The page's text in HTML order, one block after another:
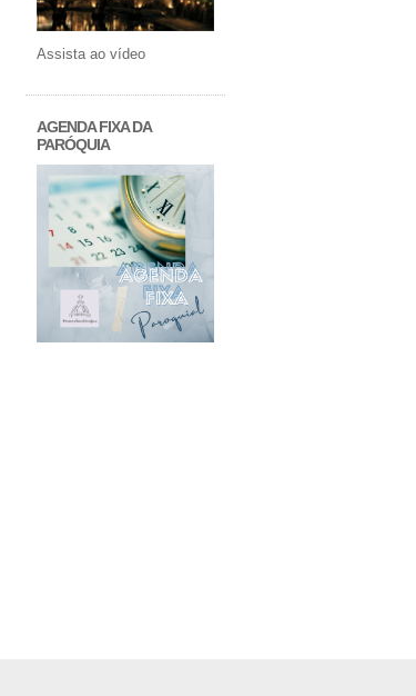
Assista ao vídeo
AGENDA FIXA DA
PARÓQUIA